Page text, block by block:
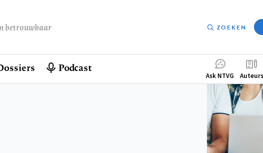
betrouwbaar ZOEKEN
Podcast
menu
Ask NTVG Auteurs